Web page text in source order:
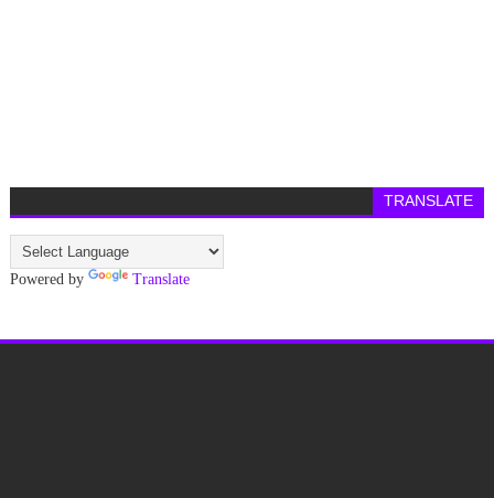
TRANSLATE
Powered by Translate